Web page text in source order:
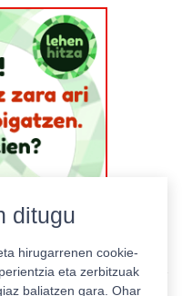
ditugu
hirugarrenen cookie-
eta zerbitzuak
baliatzen gara. Ohar